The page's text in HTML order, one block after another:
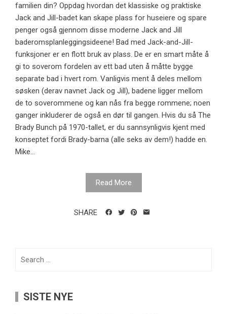
familien din? Oppdag hvordan det klassiske og praktiske
Jack and Jill-badet kan skape plass for huseiere og spare
penger også gjennom disse moderne Jack and Jill
baderomsplanleggingsideene! Bad med Jack-and-Jill-
funksjoner er en flott bruk av plass. De er en smart måte å
gi to soverom fordelen av ett bad uten å måtte bygge
separate bad i hvert rom. Vanligvis ment å deles mellom
søsken (derav navnet Jack og Jill), badene ligger mellom
de to soverommene og kan nås fra begge rommene; noen
ganger inkluderer de også en dør til gangen. Hvis du så The
Brady Bunch på 1970-tallet, er du sannsynligvis kjent med
konseptet fordi Brady-barna (alle seks av dem!) hadde en.
Mike...
Read More
SHARE
SISTE NYE